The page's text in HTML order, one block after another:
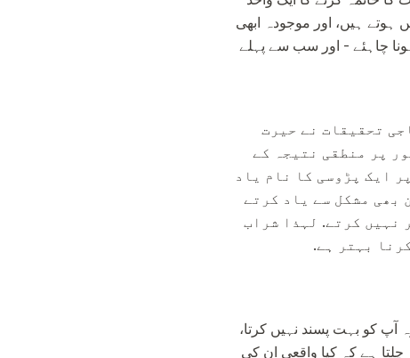
ہیں، اور موجودہ ابھی
چاہئے - اور سب سے پہلے
تحقیقات نے حیرت
پر منطقی نتیجہ کے
ایک پڑوسی کا نام یاد
بھی مشکل سے یاد کرتے
نہیں کرتے. لہذا شراب
بہتر ہے.
آپ کو بہت پسند نہیں کرتا،
چلتا ہے کہ کیا واقعی ان کی